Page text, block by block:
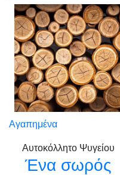
Αγαπημένα
Αυτοκόλλητο Ψυγείου
Ένα σωρός